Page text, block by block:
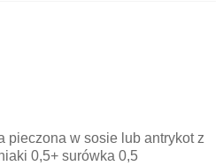
pieczona w sosie lub antrykot z
0,5+ surówka 0,5